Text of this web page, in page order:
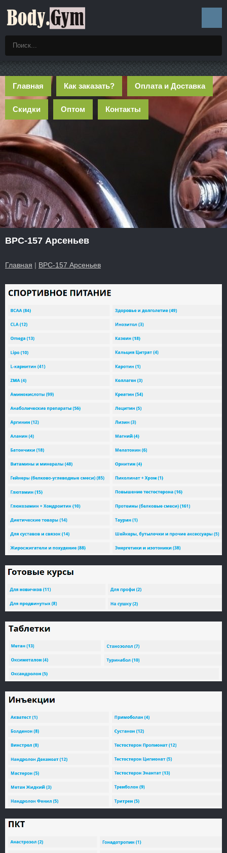
Главная Как заказать? Оплата и Доставка
Скидки Оптом Контакты
BPC-157 Арсеньев
Главная | BPC-157 Арсеньев